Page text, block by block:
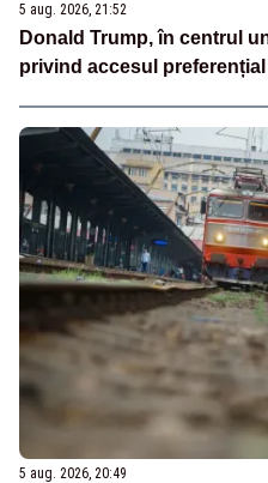
5 aug. 2026, 21:52
Donald Trump, în centrul
privind accesul
5 aug. 2026, 20:49